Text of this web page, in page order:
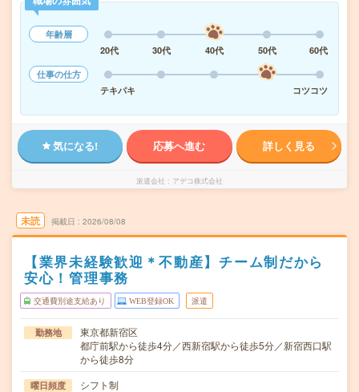
年齢層
20代
30代 40代 50代
60代
仕事の仕方
テキパキ
コツコツ
気になる! 応募へ進む 詳しく見る
派遣会社 アデコ株式会社
未読 掲載日 2026/08/08
【業界未経験歓迎＊不動産】チーム制だから
安心！管理事務
交通費別途支給あり WEB登録OK 派遣
勤務地
東京都新宿区
都庁前駅から徒歩4分／西新宿駅から徒歩5分／新宿西口駅
から徒歩8分
曜日頻度 シフト制